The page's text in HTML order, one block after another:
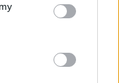
és az első eper
volna